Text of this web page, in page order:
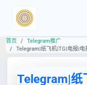
首页
Telegram推广
Telegram|纸飞机|TG|电报|电
Telegram|纸